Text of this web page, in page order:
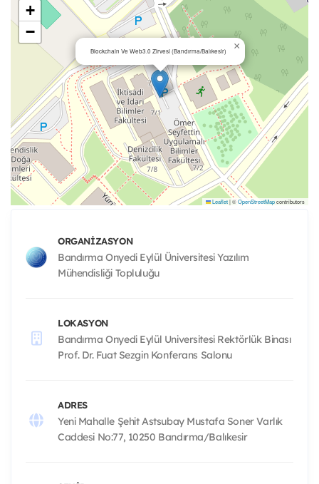
Blockchain Ve Web3.0 Zirvesi (Bandırma/Balıkesir) ×
+
−
Leaflet|©OpenStreetMapcontributors
ORGANIZASYON
Bandırma Onyedi Eylül Üniversitesi Yazılım
Mühendisliği Topluluğu
LOKASYON
Bandırma Onyedi Eylül Universitesi Rektörlük Binası
Prof. Dr. Fuat Sezgin Konferans Salonu
ADRES
Yeni Mahalle Şehit Astsubay Mustafa Soner Varlık
Caddesi No:77, 10250 Bandırma/Balıkesir